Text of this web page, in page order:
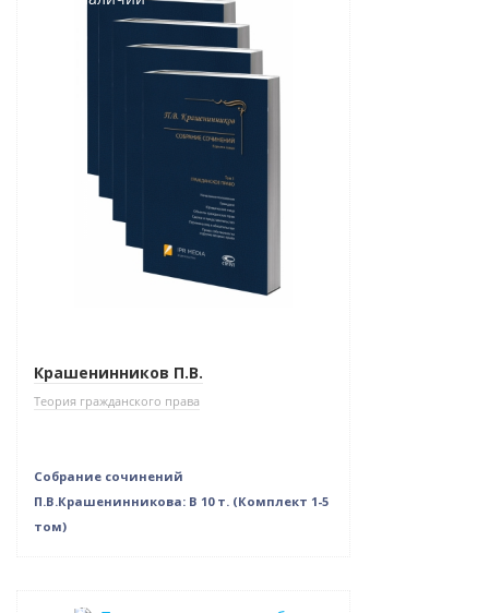
Крашенинников П.В.
Теория гражданского права
Собрание сочинений
П.В.Крашенинникова: В 10 т. (Комплект 1-5
том)
Новинка